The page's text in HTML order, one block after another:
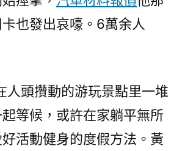
也發出哀嚎。6萬余人
人頭攢動的游玩景點里一堆
起等候，或許在家躺平無所
活動健身的度假方法。黃